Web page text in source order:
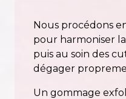
Nous procédons
pour harmoniser
puis au soin des
dégager
Un gommage